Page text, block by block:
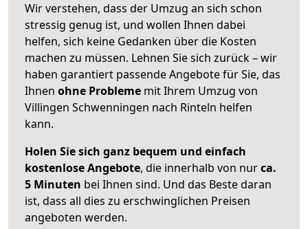
Wir verstehen, dass der Umzug an sich schon
stressig genug ist, und wollen Ihnen dabei
helfen, sich keine Gedanken über die Kosten
machen zu müssen. Lehnen Sie sich zurück – wir
haben garantiert passende Angebote für Sie, das
Ihnen ohne Probleme mit Ihrem Umzug von
Villingen Schwenningen nach Rinteln helfen
kann.
Holen Sie sich ganz bequem und einfach
kostenlose Angebote, die innerhalb von nurca.
5 Minuten bei Ihnen sind. Und das Beste daran
ist, dass all dies zu erschwinglichen Preisen
angeboten werden.